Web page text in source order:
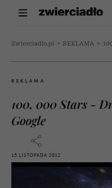
Zwierciadlo.pl > REKLAMA >
REKLAMA
100, 000 Stars -
Google
15 LISTOPADA 2012